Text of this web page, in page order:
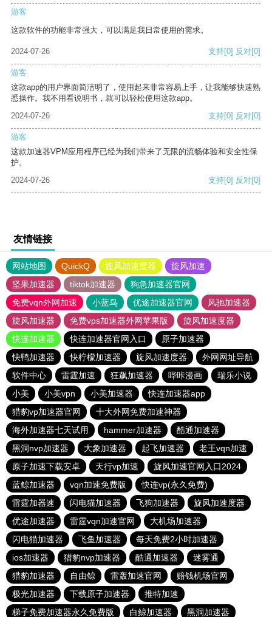
游客
这款软件的功能非常强大，可以满足我日常使用的需求。
2024-07-26 支持[0] 反对[0]
游客
这款app的用户界面简洁明了，使用起来非常容易上手，让我能够快速熟
悉操作。我不用看说明书，就可以轻松使用这款app。
2024-07-26
支持[0] 反对[0]
游客
这款加速器VPM应用程序已经为我们带来了无限的流畅体验和安全性保
护。
2024-07-26
支持[0] 反对[0]
友情链接
网站地图 QuickQ 旋风加速度器
旋风加速
坚果加速器
tiktok加速器
狗急加速器官网
免费vqn外网加速
小蓝鸟 优途加速器官网
风驰加速器
旋风加速器
免费vps加速器外网苹果版
旋风加速度器
快连加速器
快连加速器官网入口
原子加速器
快鸭加速器
快柠檬加速器 旋风加速度器
外网网址导航
软件中心
雷霆加速 狂飙加速器 哔咔漫画
瑞乐小说
小美
小美vpn 小美加速器
快连加速器app
猎豹vp加速器官网
十大外网免费加速神器
海外加速器七天试用
hammer加速器
酷通加速器
黑洞nvp加速器
大象加速器 起飞加速器
老王vqn加速
原子加速下载安卓
天行vp加速
旋风加速官网入口2024
蓝鲸加速器
vqn加速免费版
快连vp(永久免费)
雷霆加器速
闪电猫加速器 飞狗加速器
旋风加速度器
优途加速器
雷霆vqn加速官网
大机场加速器
闪电猫加速器
飞鱼加速器
每天免费2小时加速器
ios加速器
猎豹nvp加速器 酷通加速器
迷雾通
猎豹加速器
自由鲸 雷轰加速官网
赔钱机场官网
极光加速器
下载原子加速器
推特加速
梯子免费加速器永久免费版
白鲸加速器 黑洞加速器